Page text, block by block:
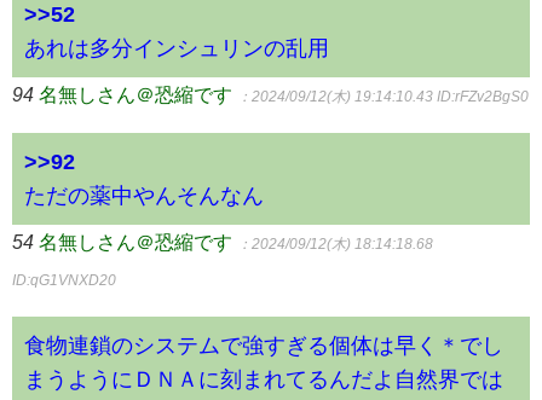
>>52
あれは多分インシュリンの乱用
94 名無しさん＠恐縮です ：2024/09/12(木) 19:14:10.43 ID:rFZv2BgS0
>>92
ただの薬中やんそんなん
54 名無しさん＠恐縮です ：2024/09/12(木) 18:14:18.68
ID:qG1VNXD20
食物連鎖のシステムで強すぎる個体は早く＊でし
まうようにＤＮＡに刻まれてるんだよ自然界では